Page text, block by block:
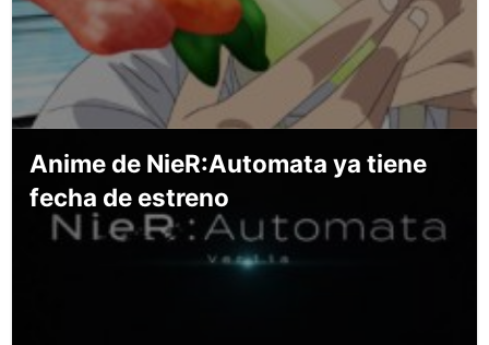
Anime de NieR:Automata ya tiene
fecha de estreno